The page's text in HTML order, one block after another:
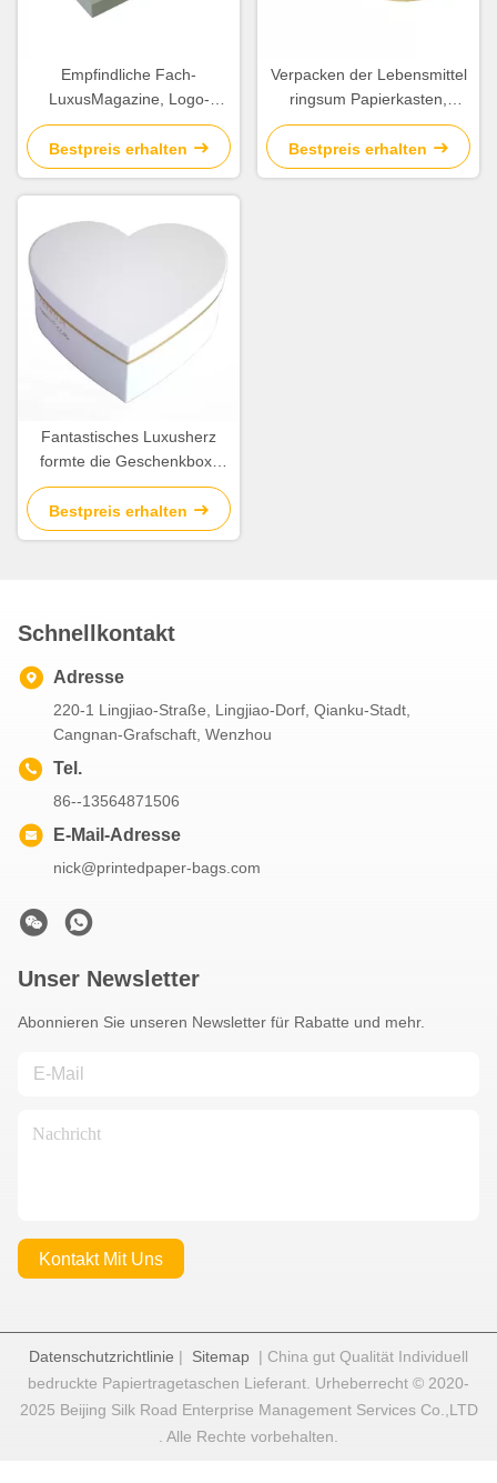
Empfindliche Fach-
LuxusMagazine, Logo-
Verpackenkästen stark steif
Bestpreis erhalten
Verpacken der Lebensmittel
ringsum Papierkasten,
Druckdarstellungs-Kasten-
Offsetdruck
Bestpreis erhalten
Fantastisches Luxusherz
formte die Geschenkbox-
verschiedene Farbe, die für
Parfüm/Schmuck verfügbar
ist
Bestpreis erhalten
Schnellkontakt
Adresse
220-1 Lingjiao-Straße, Lingjiao-Dorf, Qianku-Stadt,
Cangnan-Grafschaft, Wenzhou
Tel.
86--13564871506
E-Mail-Adresse
nick@printedpaper-bags.com
Unser Newsletter
Abonnieren Sie unseren Newsletter für Rabatte und mehr.
Kontakt Mit Uns
Datenschutzrichtlinie | Sitemap | China gut Qualität Individuell
bedruckte Papiertragetaschen Lieferant. Urheberrecht © 2020-
2025 Beijing Silk Road Enterprise Management Services Co.,LTD
. Alle Rechte vorbehalten.